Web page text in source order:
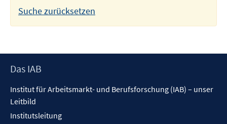
Suche zurücksetzen
Footer
Das IAB
Institut für Arbeitsmarkt- und Berufsforschung (IAB) – unser
Leitbild
Institutsleitung